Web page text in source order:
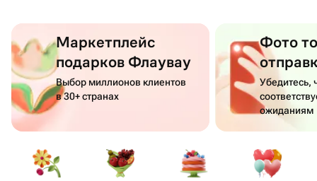
Маркетплейс
подарков Флаувау
Выбор миллионов клиентов
в 30+ странах
Фото
Убедитесь,
ожиданиям